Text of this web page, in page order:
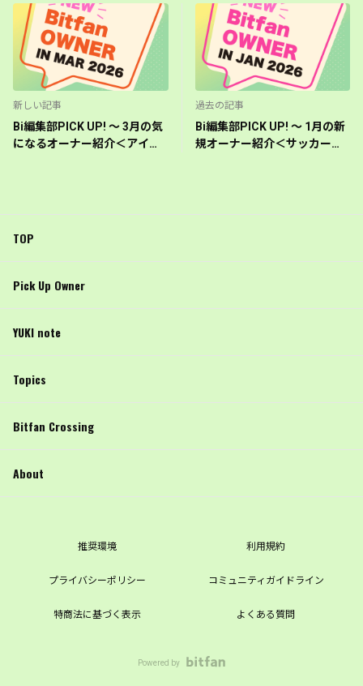
新しい記事
Bi編集部PICK UP! 〜 3月の気
になるオーナー紹介＜アイド
過去の記事
Bi編集部PICK UP! 〜 1月の新
規オーナー紹介＜サッカー選
TOP
Pick Up Owner
YUKI note
Topics
Bitfan Crossing
About
推奨環境 利用規約
プライバシーポリシー コミュニティガイドライン
特商法に基づく表示 よくある質問
Powered by